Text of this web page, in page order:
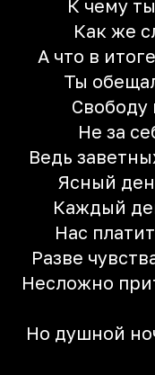
К чему
Как же
А что в
Ты
Свободу
Не за
Ведь
Ясный
Каждый
Нас
Разве
Несложно
Но душной